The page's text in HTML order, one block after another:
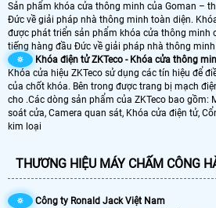
Sản phẩm khóa cửa thông minh của Goman –
Đức về giải pháp nhà thông minh toàn diện.
được phát triển sản phẩm khóa cửa thông minh
tiếng hàng đầu Đức về giải pháp nhà thông
🔅
Khóa điện tử ZKTeco - Khóa cửa thông
Khóa cửa hiệu ZKTeco sử dụng các tín hiệu để
của chốt khóa. Bên trong được trang bị mạch
cho .Các dòng sản phẩm của ZKTeco bao gồm:
soát cửa, Camera quan sát, Khóa cửa điện tử,
kim loại
THƯƠNG HIỆU MÁY CHẤM CÔNG
🔅
Công ty Ronald Jack Việt Nam